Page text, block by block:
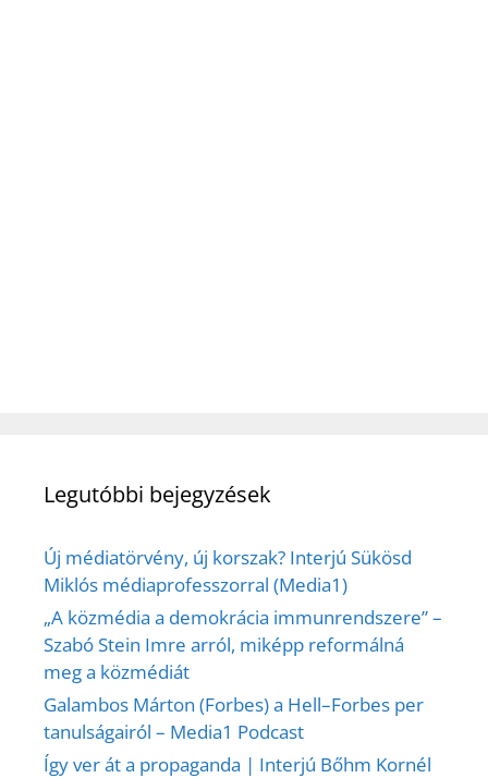
Legutóbbi bejegyzések
Új médiatörvény, új korszak? Interjú Sükösd
Miklós médiaprofesszorral (Media1)
„A közmédia a demokrácia immunrendszere” –
Szabó Stein Imre arról, miképp reformálná
meg a közmédiát
Galambos Márton (Forbes) a Hell–Forbes per
tanulságairól – Media1 Podcast
Így ver át a propaganda | Interjú Bőhm Kornél